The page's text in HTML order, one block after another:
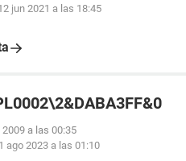
jun 2021 a las 18:45
2009 a las 00:35
ago 2023 a las 01:10